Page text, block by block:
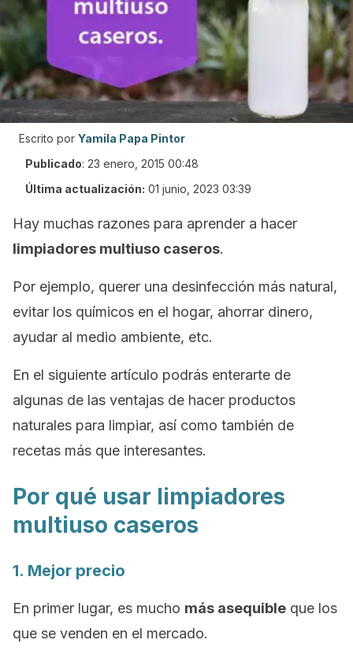
Escrito por Yamila Papa Pintor
Publicado: 23 enero, 2015 00:48
Última actualización: 01 junio, 2023 03:39
Hay muchas razones para aprender a hacer
limpiadores multiuso caseros.
Por ejemplo, querer una desinfección más natural,
evitar los químicos en el hogar, ahorrar dinero,
ayudar al medio ambiente, etc.
En el siguiente artículo podrás enterarte de
algunas de las ventajas de hacer productos
naturales para limpiar, así como también de
recetas más que interesantes.
Por qué usar limpiadores
multiuso caseros
1. Mejor precio
En primer lugar, es mucho más asequible que los
que se venden en el mercado.